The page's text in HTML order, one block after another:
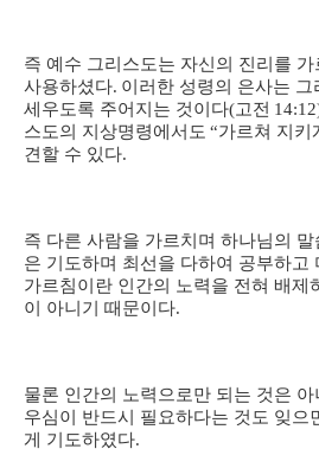
즉 예수 그리스도는 자신의 진리를
사용하셨다. 이러한 성령의 은사는
세우도록 주어지는 것이다(고전
스도의 지상명령에서도 “가르쳐 지키
견할 수 있다.
즉 다른 사람을 가르치며 하나님의
은 기도하며 최선을 다하여 공부하고
가르침이란 인간의 노력을 전혀 배제
이 아니기 때문이다.
물론 인간의 노력으로만 되는 것은 아
우심이 반드시 필요하다는 것도 잊으
게 기도하였다.